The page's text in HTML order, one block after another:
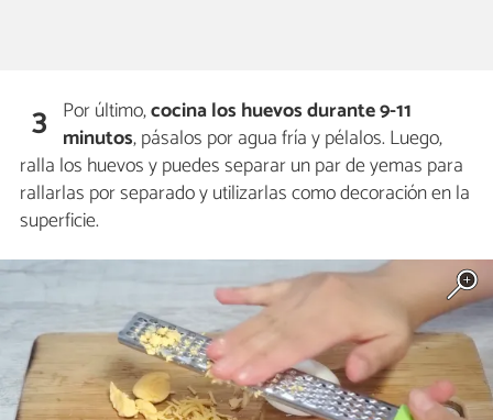
3 Por último,cocina los huevos durante 9-11
minutos, pásalos por agua fría y pélalos. Luego,
ralla los huevos y puedes separar un par de yemas para
rallarlas por separado y utilizarlas como decoración en la
superficie.